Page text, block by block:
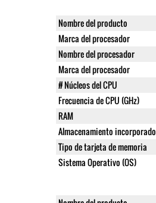
Nombre del producto
Marca del procesador
Nombre del procesador
Marca del procesador
# Núcleos del CPU
Frecuencia de CPU (GHz)
RAM
Almacenamiento incorporado
Tipo de tarjeta de memoria
Sistema Operativo (OS)